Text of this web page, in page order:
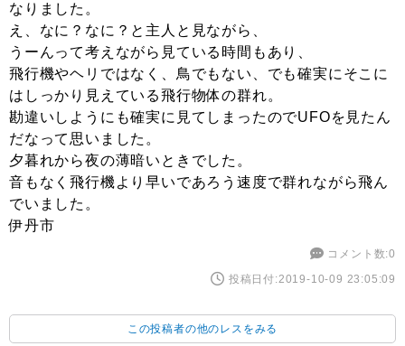
なりました。
え、なに？なに？と主人と見ながら、
うーんって考えながら見ている時間もあり、
飛行機やヘリではなく、鳥でもない、でも確実にそこに
はしっかり見えている飛行物体の群れ。
勘違いしようにも確実に見てしまったのでUFOを見たん
だなって思いました。
夕暮れから夜の薄暗いときでした。
音もなく飛行機より早いであろう速度で群れながら飛ん
でいました。
伊丹市
コメント数:0
投稿日付:2019-10-09 23:05:09
この投稿者の他のレスをみる